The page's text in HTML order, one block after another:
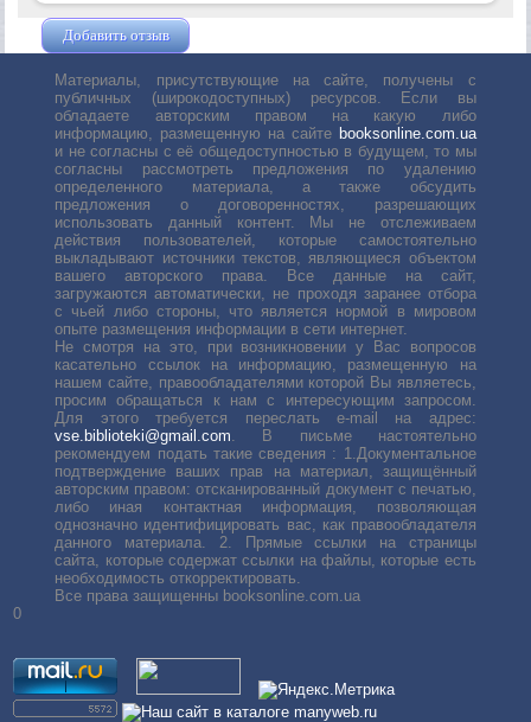
Добавить отзыв
Материалы, присутствующие на сайте, получены с
публичных (широкодоступных) ресурсов. Если вы
обладаете авторским правом на какую либо
информацию, размещенную на сайте booksonline.com.ua
и не согласны с её общедоступностью в будущем, то мы
согласны рассмотреть предложения по удалению
определенного материала, а также обсудить
предложения о договоренностях, разрешающих
использовать данный контент. Мы не отслеживаем
действия пользователей, которые самостоятельно
выкладывают источники текстов, являющиеся объектом
вашего авторского права. Все данные на сайт,
загружаются автоматически, не проходя заранее отбора
с чьей либо стороны, что является нормой в мировом
опыте размещения информации в сети интернет.
Не смотря на это, при возникновении у Вас вопросов
касательно ссылок на информацию, размещенную на
нашем сайте, правообладателями которой Вы являетесь,
просим обращаться к нам с интересующим запросом.
Для этого требуется переслать е-mail на адрес:
vse.biblioteki@gmail.com. В письме настоятельно
рекомендуем подать такие сведения : 1.Документальное
подтверждение ваших прав на материал, защищённый
авторским правом: отсканированный документ с печатью,
либо иная контактная информация, позволяющая
однозначно идентифицировать вас, как правообладателя
данного материала. 2. Прямые ссылки на страницы
сайта, которые содержат ссылки на файлы, которые есть
необходимость откорректировать.
Все права защищенны booksonline.com.ua
0